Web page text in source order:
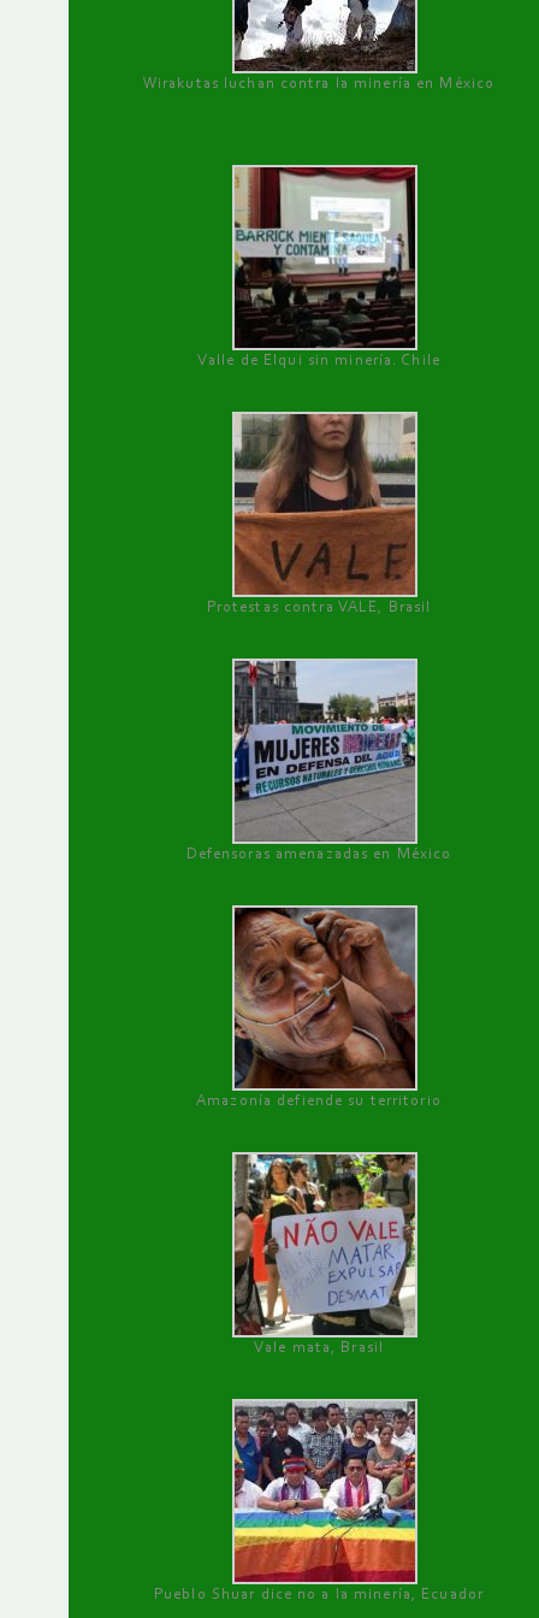
Wirakutas luchan contra la minería en México
Valle de Elqui sin minería. Chile
Protestas contra VALE, Brasil
Defensoras amenazadas en México
Amazonía defiende su territorio
Vale mata, Brasil
Pueblo Shuar dice no a la minería, Ecuador